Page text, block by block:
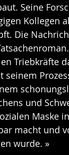
Seine
Kollegen
Die
Triebkräfte
und
Maske
macht und
wurde. »